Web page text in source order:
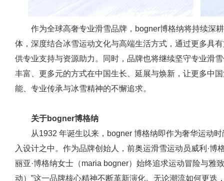
作为全球高奢专业滑雪品牌，bogner博格纳将持续深
体，深度结合冰雪运动文化与高端生活方式，通过更多具
供专业支持与资源助力。同时，品牌也将继续坚守专业滑
丰富、更多元的方式在中国生长、延展与焕新，让更多中
能、专业传承与冰雪精神的不懈追求。
关于bogner博格纳
从1932 年诞生以来，bogner 博格纳即作为奢华运动
入设计之中。作为品牌创始人，前奥运滑雪运动员威利·博
丽亚·博格纳女士（maria bogner）始终追求运动冒险与雅
动）”这一品牌核心精神不断革新演化。无论潮流如何更迭